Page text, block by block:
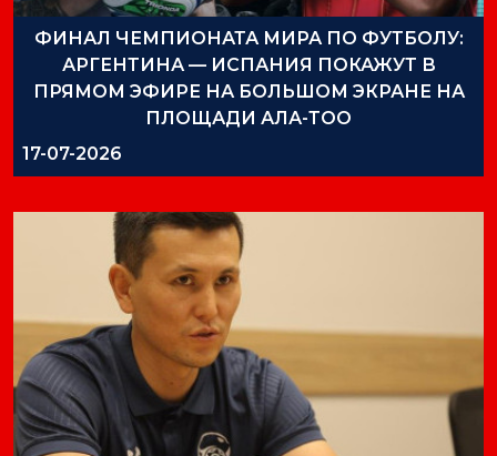
ФИНАЛ ЧЕМПИОНАТА МИРА ПО ФУТБОЛУ:
АРГЕНТИНА — ИСПАНИЯ ПОКАЖУТ В
ПРЯМОМ ЭФИРЕ НА БОЛЬШОМ ЭКРАНЕ НА
ПЛОЩАДИ АЛА-ТОО
17-07-2026